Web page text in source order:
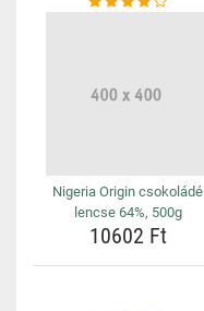
Nigeria Origin csokoládé
lencse 64%, 500g
10602 Ft